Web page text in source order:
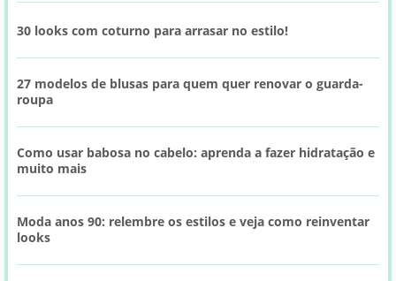
30 looks com coturno para arrasar no estilo!
27 modelos de blusas para quem quer renovar o guarda-
roupa
Como usar babosa no cabelo: aprenda a fazer hidratação e
muito mais
Moda anos 90: relembre os estilos e veja como reinventar
looks